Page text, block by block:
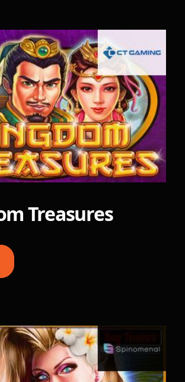
Treasures